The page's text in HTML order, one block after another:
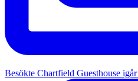
Besökte Chartfield Guesthouse